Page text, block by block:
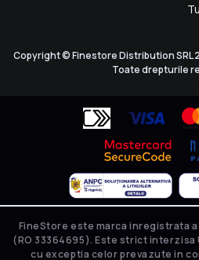
Copyright © Finestore Distribution SRL
Toate drepturile
FineStore este marca inregistrata
(RO 33364695). Este strict
cu exceptia celor prevazute in